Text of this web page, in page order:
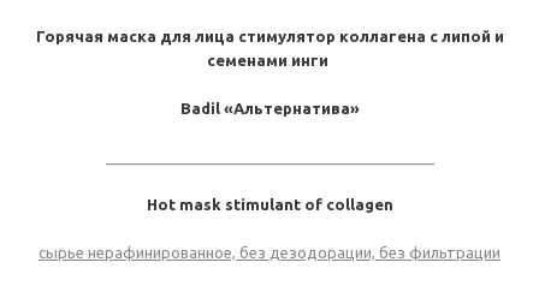
Горячая маска для лица стимулятор коллагена с липой и
семенами инги
Badil «Альтернатива»
Hot mask stimulant of collagen
сырье нерафинированное, без дезодорации, без фильтрации